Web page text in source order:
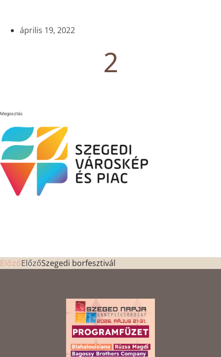
április 19, 2022
2
Megosztás
ElőzőElőzőSzegedi borfesztivál